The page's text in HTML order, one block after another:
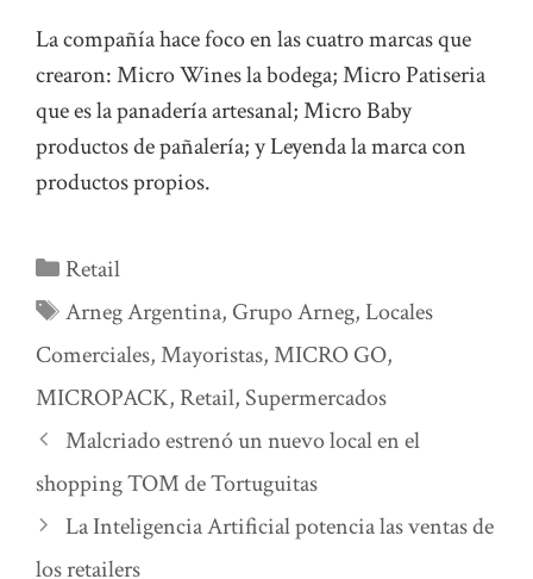
La compañía hace foco en las cuatro marcas que
crearon: Micro Wines la bodega; Micro Patiseria
que es la panadería artesanal; Micro Baby
productos de pañalería; y Leyenda la marca con
productos propios.
Categorías
Retail
Etiquetas
Arneg Argentina, Grupo Arneg,Locales
Comerciales,Mayoristas,MICRO GO,
MICROPACK, Retail, Supermercados
Malcriado estrenó un nuevo local en el
shopping TOM de Tortuguitas
La Inteligencia Artificial potencia las ventas de
los retailers